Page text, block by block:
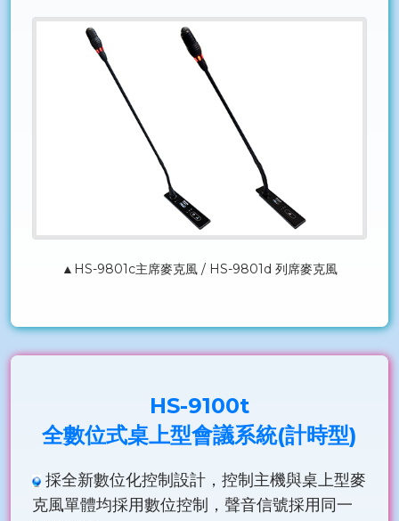
▲HS-9801c主席麥克風 / HS-9801d 列席麥克風
HS-9100t
全數位式桌上型會議系統(計時型)
採全新數位化控制設計，控制主機與桌上型麥
克風單體均採用數位控制，聲音信號採用同一